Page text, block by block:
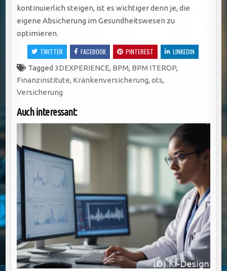
kontinuierlich steigen, ist es wichtiger denn je, die
eigene Absicherung im Gesundheitswesen zu
optimieren.
TWITTER FACEBOOK PINTEREST
LINKEDIN
Tagged3DEXPERIENCE, BPM, BPM ITEROP,
Finanzinstitute, Krankenversicherung,ots,
Versicherung
Auch interessant: